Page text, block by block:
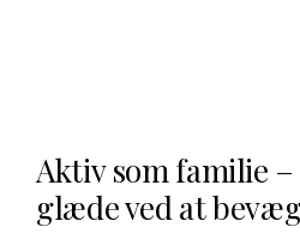
Aktiv som familie
glæde ved at